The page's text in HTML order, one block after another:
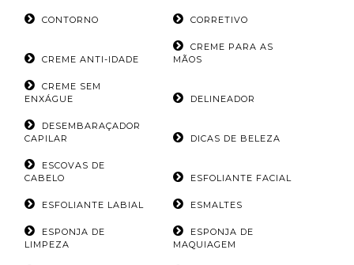
CONTORNO CORRETIVO
CREME ANTI-IDADE
CREME PARA AS
MÃOS
CREME SEM
ENXÁGUE
DELINEADOR
DESEMBARAÇADOR
CAPILAR
DICAS DE BELEZA
ESCOVAS DE
CABELO
ESFOLIANTE FACIAL
ESFOLIANTE LABIAL ESMALTES
ESPONJA DE
LIMPEZA
ESPONJA DE
MAQUIAGEM